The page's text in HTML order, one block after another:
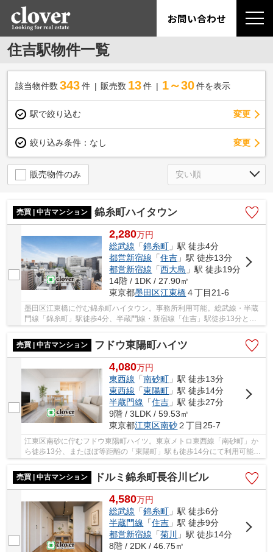
お問い合わせ
住吉駅物件一覧
該当物件数 343件 販売数 13 件 1～30 件を表示
駅で絞り込む 変更
絞り込み条件： なし 変更
販売物件のみ
売買 | 中古マンション 錦糸町ハイタウン
2,280万円
総武線 「錦糸町 」駅 徒歩4分
都営新宿線 「住吉 」駅 徒歩13分
都営新宿線 「西大島 」駅 徒歩19分
14階 / 1DK / 27.90㎡
東京都墨田区江東橋４丁目21-6
墨田区江東橋に佇む錦糸町ハイタウン。事務所利用可能。総武線・半蔵
門線「錦糸町」駅徒歩4分、半蔵門線・新宿線「住吉」駅徒歩13分と利
便性に富んだ立地。錦糸町駅周辺は大型商業施設...
売買 | 中古マンション
フドウ東陽町ハイツ
4,080万円
東西線 「南砂町 」駅 徒歩13分
東西線 「東陽町 」駅 徒歩14分
半蔵門線 「住吉 」駅 徒歩27分
9階 / 3LDK / 59.53㎡
東京都江東区南砂２丁目25-7
江東区南砂に佇むフドウ東陽町ハイツ。東京メトロ東西線「南砂町」か
ら徒歩13分、またほぼ等距離の「東陽町」駅も徒歩14分にて利用可能で
す。周囲は公園の緑が多いエリアのため落ち着...
売買 | 中古マンション
ドルミ錦糸町長谷川ビル
4,580万円
総武線 「錦糸町 」駅 徒歩6分
半蔵門線 「住吉 」駅 徒歩9分
都営新宿線 「菊川
」駅 徒歩14分
8階 / 2DK / 46.75㎡